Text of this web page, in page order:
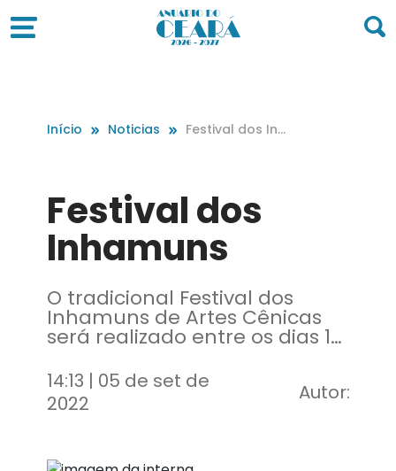
Início Noticias
Festival dos Inh
Festival dos
Inhamuns
O tradicional Festival dos
Inhamuns de Artes Cênicas
será realizado entre os dias 10
municípios de Tauá e Arneiroz.
14:13 | 05 de set de
2022
Autor: